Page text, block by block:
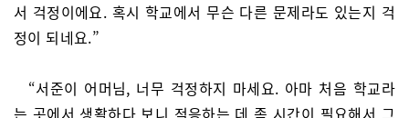
서 걱정이에요. 혹시 학교에서 무슨 다른 문제라도 있는지 걱
정이 되네요.”
“서준이 어머님, 너무 걱정하지 마세요. 아마 처음 학교라
는 곳에서 생활하다 보니 적응하는 데 좀 시간이 필요해서 그